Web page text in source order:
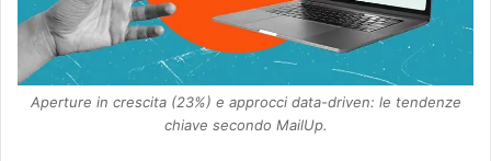
Aperture in crescita (23%) e approcci data-driven: le tendenze
chiave secondo MailUp.